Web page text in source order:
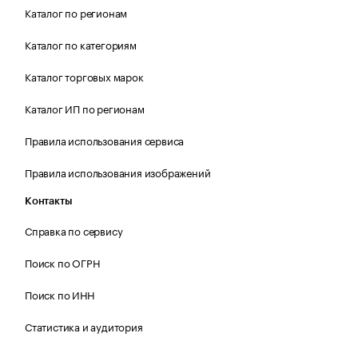
Каталог по регионам
Каталог по категориям
Каталог торговых марок
Каталог ИП по регионам
Правила использования сервиса
Правила использования изображений
Контакты
Справка по сервису
Поиск по ОГРН
Поиск по ИНН
Статистика и аудитория